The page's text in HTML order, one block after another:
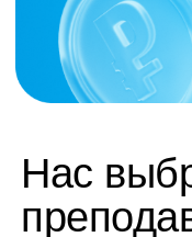
труду — мы
был приятнее